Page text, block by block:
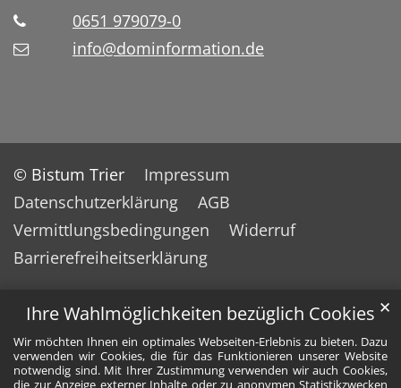
Ihre Wahlmöglichkeiten bezüglich Cookies
Wir möchten Ihnen ein optimales Webseiten-Erlebnis zu bieten. Dazu
verwenden wir Cookies, die für das Funktionieren unserer Website
notwendig sind. Mit Ihrer Zustimmung verwenden wir auch Cookies,
die zur Anzeige externer Inhalte oder zu anonymen Statistikzwecken
✕
0651 979079-0
info@dominformation.de
© Bistum Trier
Impressum
Datenschutzerklärung
AGB
Vermittlungsbedingungen
Widerruf
Barrierefreiheitserklärung